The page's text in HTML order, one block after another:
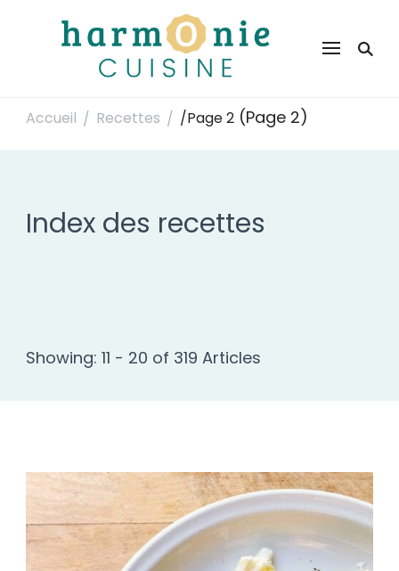
Harmonie Cuisine
Accueil / Recettes / /Page 2 (Page 2)
Index des recettes
Showing: 11 - 20 of 319 Articles